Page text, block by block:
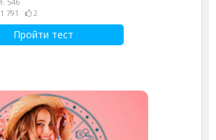
791
2
Пройти тест